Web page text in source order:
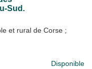
Sud.
et rural de Corse ;
Disponible